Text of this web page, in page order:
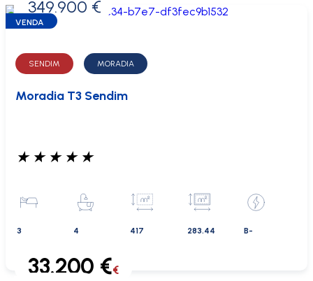
0 €
349.900 €
VENDA
SENDIM MORADIA
Moradia T3 Sendim
★ ★ ★ ★ ★
3 4 417 283.44 B-
33.200 €€